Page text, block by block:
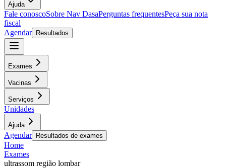
Ajuda
Fale conoscoSobre Nav DasaPerguntas frequentesPeça sua nota
fiscal
Agendar
Resultados
Exames
Vacinas
Serviços
Unidades
Ajuda
Agendar Resultados de exames
Home
Exames
ultrassom região lombar